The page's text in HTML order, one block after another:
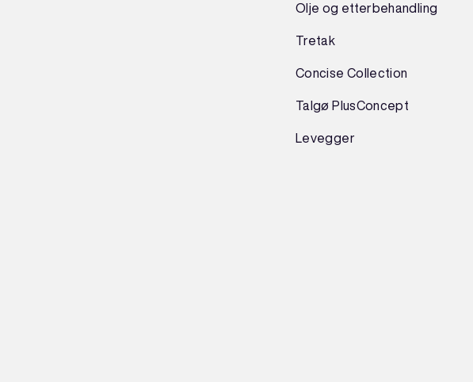
Olje og etterbehandling
Tretak
Concise Collection
Talgø PlusConcept
Levegger